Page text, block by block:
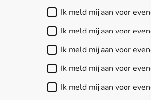
Ik meld mij aan voor
Ik meld mij aan voor
Ik meld mij aan voor
Ik meld mij aan voor
Ik meld mij aan voor